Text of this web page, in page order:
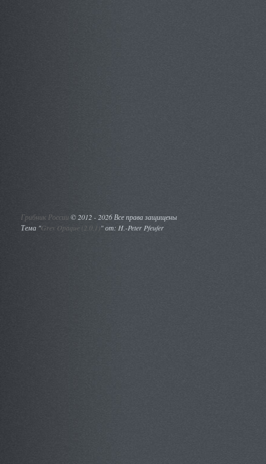
Грибник России ©2012 - 2026 Все права защищены
Тема "Grey Opaque (2.0.1)" от: H.-Peter Pfeufer